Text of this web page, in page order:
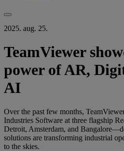
2025. aug. 25.
TeamViewer
power of AR,
AI
Over the past few months,
Industries Software at three flagship
Detroit, Amsterdam, and
solutions are transforming industrial
to the skies.